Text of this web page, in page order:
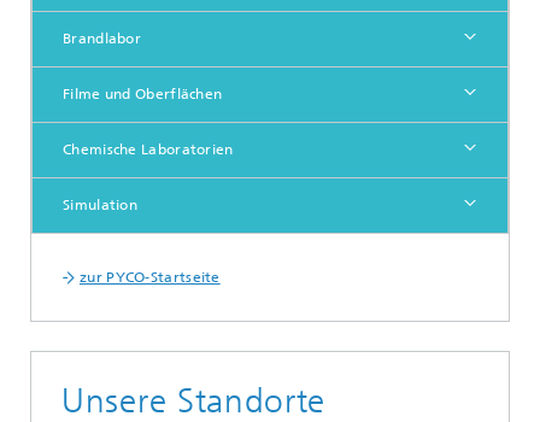
Brandlabor
Filme und Oberflächen
Chemische Laboratorien
Simulation
zur PYCO-Startseite
Unsere Standorte